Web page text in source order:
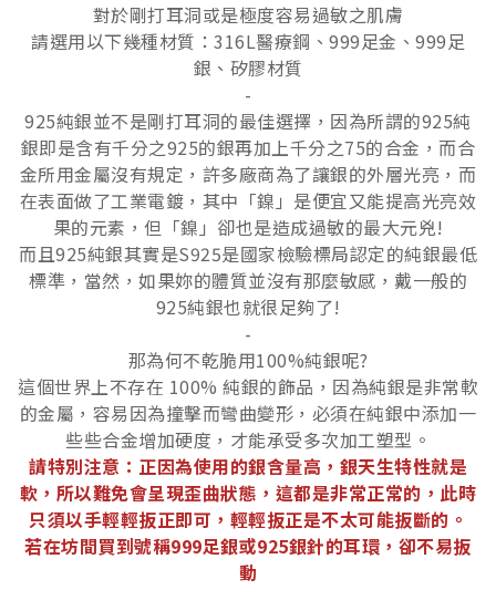
對於剛打耳洞或是極度容易過敏之肌膚
請選用以下幾種材質：316L醫療鋼、999足金、999足
銀、矽膠材質
-
925純銀並不是剛打耳洞的最佳選擇，因為所謂的925純
銀即是含有千分之925的銀再加上千分之75的合金，而合
金所用金屬沒有規定，許多廠商為了讓銀的外層光亮，而
在表面做了工業電鍍，其中「鎳」是便宜又能提高光亮效
果的元素，但「鎳」卻也是造成過敏的最大元兇!
而且925純銀其實是S925是國家檢驗標局認定的純銀最低
標準，當然，如果妳的體質並沒有那麼敏感，戴一般的
925純銀也就很足夠了!
-
那為何不乾脆用100%純銀呢?
這個世界上不存在 100% 純銀的飾品，因為純銀是非常軟
的金屬，容易因為撞擊而彎曲變形，必須在純銀中添加一
些些合金增加硬度，才能承受多次加工塑型。
請特別注意：正因為使用的銀含量高，銀天生特性就是
軟，所以難免會呈現歪曲狀態，這都是非常正常的，此時
只須以手輕輕扳正即可，輕輕扳正是不太可能扳斷的。
若在坊間買到號稱999足銀或925銀針的耳環，卻不易扳
動